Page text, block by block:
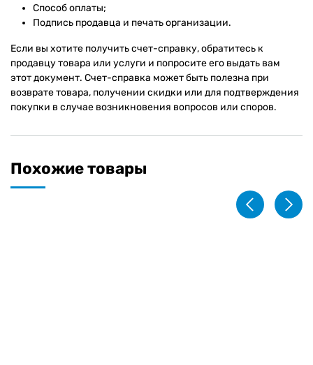
Способ оплаты;
Подпись продавца и печать организации.
Если вы хотите получить счет-справку, обратитесь к
продавцу товара или услуги и попросите его выдать вам
этот документ. Счет-справка может быть полезна при
возврате товара, получении скидки или для подтверждения
покупки в случае возникновения вопросов или споров.
Похожие товары